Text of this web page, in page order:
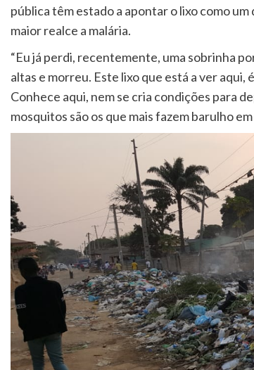
pública têm estado a apontar o lixo como
maior realce a malária.
“Eu já perdi, recentemente, uma sobrinha
altas e morreu. Este lixo que está a ver
Conhece aqui, nem se cria condições para
mosquitos são os que mais fazem barulho